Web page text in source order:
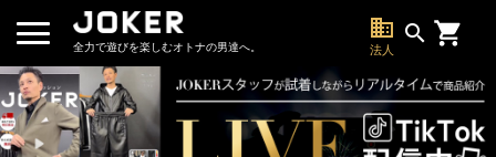
全力で遊びを楽しむオトナの男達へ。
business
法人
search